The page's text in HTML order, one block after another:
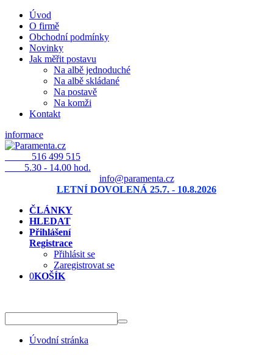
Úvod
O firmě
Obchodní podmínky
Novinky
Jak měřit postavu
Na albě jednoduché
Na albě skládané
Na postavě
Na komži
Kontakt
informace
516 499 515
5.30 - 14.00 hod.
info@paramenta.cz
LETNÍ DOVOLENÁ 25.7. - 10.8.2026
ČLÁNKY
HLEDAT
Přihlášení
Registrace
Přihlásit se
Zaregistrovat se
0KOŠÍK
Úvodní stránka